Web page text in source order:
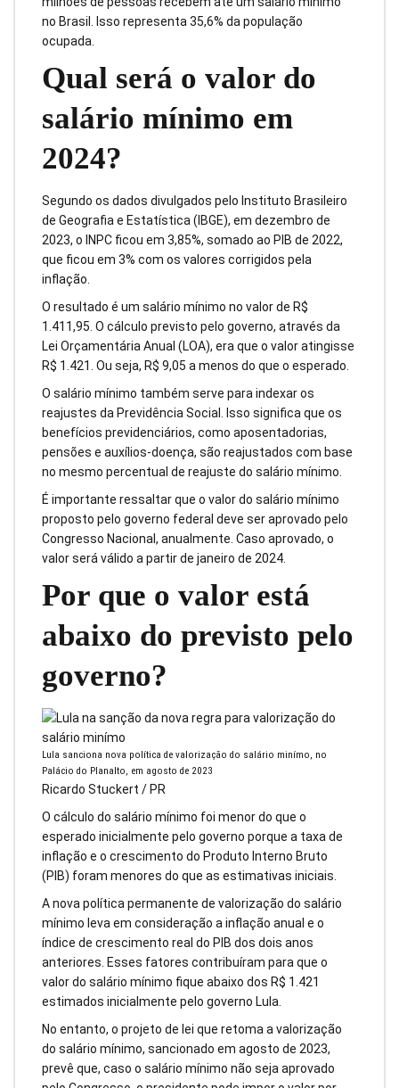
no Brasil. Isso representa 35,6% da população
ocupada.
Qual será o valor do
salário mínimo em
2024?
Segundo os dados divulgados pelo Instituto Brasileiro
de Geografia e Estatística (IBGE), em dezembro de
2023, o INPC ficou em 3,85%, somado ao PIB de 2022,
que ficou em 3% com os valores corrigidos pela
inflação.
O resultado é um salário mínimo no valor de R$
1.411,95. O cálculo previsto pelo governo, através da
Lei Orçamentária Anual (LOA), era que o valor atingisse
R$ 1.421. Ou seja, R$ 9,05 a menos do que o esperado.
O salário mínimo também serve para indexar os
reajustes da Previdência Social. Isso significa que os
benefícios previdenciários, como aposentadorias,
pensões e auxílios-doença, são reajustados com base
no mesmo percentual de reajuste do salário mínimo.
É importante ressaltar que o valor do salário mínimo
proposto pelo governo federal deve ser aprovado pelo
Congresso Nacional, anualmente. Caso aprovado, o
valor será válido a partir de janeiro de 2024.
Por que o valor está
abaixo do previsto pelo
governo?
Lula sanciona nova política de valorização do salário minímo, no
Palácio do Planalto, em agosto de 2023
Ricardo Stuckert / PR
O cálculo do salário mínimo foi menor do que o
esperado inicialmente pelo governo porque a taxa de
inflação e o crescimento do Produto Interno Bruto
(PIB) foram menores do que as estimativas iniciais.
A nova política permanente de valorização do salário
mínimo leva em consideração a inflação anual e o
índice de crescimento real do PIB dos dois anos
anteriores. Esses fatores contribuíram para que o
valor do salário mínimo fique abaixo dos R$ 1.421
estimados inicialmente pelo governo Lula.
No entanto, o projeto de lei que retoma a valorização
do salário mínimo, sancionado em agosto de 2023,
prevê que, caso o salário mínimo não seja aprovado